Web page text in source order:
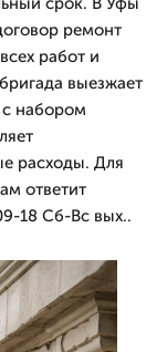
ремонт
работ и
выезжает
набором
расходы. Для
ответит
18 Сб-Вс вых..